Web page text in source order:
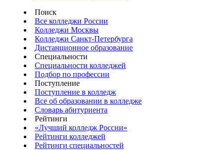
Поиск
Все колледжи России
Колледжи Москвы
Колледжи Санкт-Петербурга
Дистанционное образование
Специальности
Специальности колледжей
Подбор по профессии
Поступление
Поступление в колледж
Все об образовании в колледже
Словарь абитуриента
Рейтинги
«Лучший колледж России»
Рейтинги колледжей
Рейтинги специальностей